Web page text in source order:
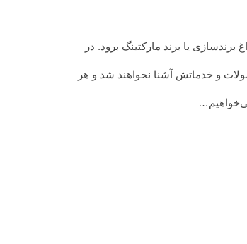
یا برند مارکتینگ برود. در
و خدماتش آشنا نخواهند شد و هر